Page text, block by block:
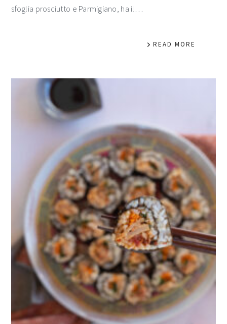
sfoglia prosciutto e Parmigiano, ha il…
READ MORE